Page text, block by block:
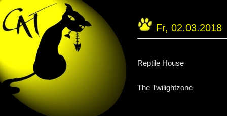
Fr, 02.03.2018
Reptile House
The Twilightzone